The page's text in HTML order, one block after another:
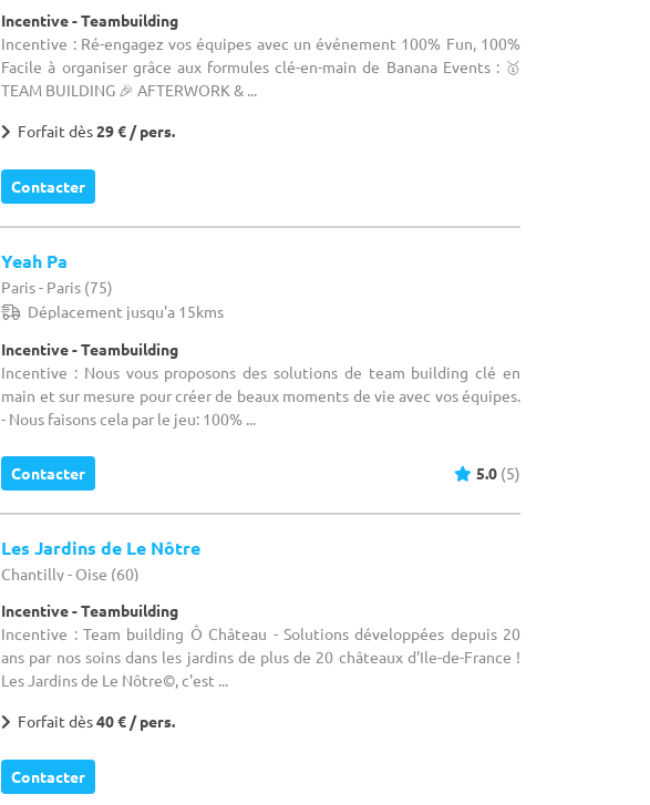
Incentive - Teambuilding
Incentive : Ré-engagez vos équipes avec un événement 100% Fun, 100%
Facile à organiser grâce aux formules clé-en-main de Banana Events : 🥇
TEAM BUILDING 🎉 AFTERWORK & ...
Forfait dès29 € / pers.
Contacter
Yeah Pa
Paris - Paris (75)
Déplacement jusqu'a 15kms
Incentive - Teambuilding
Incentive : Nous vous proposons des solutions de team building clé en
main et sur mesure pour créer de beaux moments de vie avec vos équipes.
- Nous faisons cela par le jeu: 100% ...
Contacter 5.0 (5)
Les Jardins de Le Nôtre
Chantilly - Oise (60)
Incentive - Teambuilding
Incentive : Team building Ô Château - Solutions développées depuis 20
ans par nos soins dans les jardins de plus de 20 châteaux d'Ile-de-France !
Les Jardins de Le Nôtre©, c'est ...
Forfait dès40 € / pers.
Contacter